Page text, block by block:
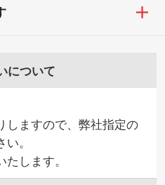
について
しますので、弊社指定の
。
します。